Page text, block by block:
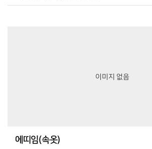
이미지 없음
에띠임(속옷)